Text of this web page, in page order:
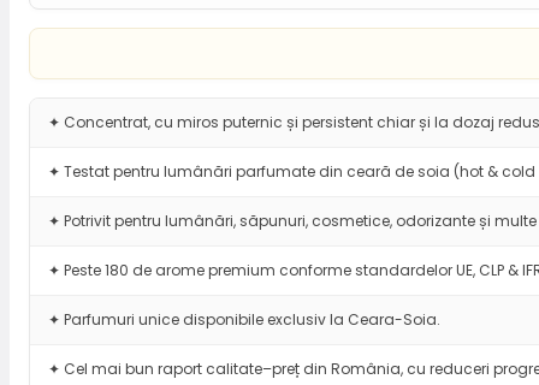
✦ Concentrat, cu miros puternic și persistent chiar și la dozaj
✦ Testat pentru lumânări parfumate din ceară de soia (hot & cold
✦ Potrivit pentru lumânări, săpunuri, cosmetice, odorizante și
✦ Peste 180 de arome premium conforme standardelor UE, CLP &
✦ Parfumuri unice disponibile exclusiv la Ceara-Soia.
✦ Cel mai bun raport calitate–preț din România, cu reduceri